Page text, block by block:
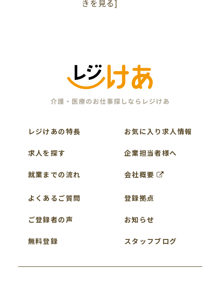
きを見る]
レジけあの特長
求人を探す
就業までの流れ
よくあるご質問
ご登録者の声
無料登録
お気に入り求人情報
企業担当者様へ
会社概要
登録拠点
お知らせ
スタッフブログ